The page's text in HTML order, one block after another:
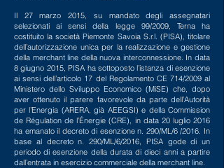
Il 27 marzo 2015, su mandato degli assegnatari
selezionati ai sensi della legge 99/2009, Terna ha
costituito la società Piemonte Savoia S.r.l. (PISA), titolare
dell’autorizzazione unica per la realizzazione e gestione
della merchant line della nuova interconnessione. In data
8 giugno 2015, PISA ha sottoposto l’istanza di esenzione
ai sensi dell’articolo 17 del Regolamento CE 714/2009 al
Ministero dello Sviluppo Economico (MiSE) che, dopo
aver ottenuto il parere favorevole da parte dell’Autorità
per l’Energia (ARERA, già AEEGSI) e della Commission
de Régulation de l’Énergie (CRE), in data 20 luglio 2016
ha emanato il decreto di esenzione n. 290/ML/6 /2016. In
base al decreto n. 290/ML/6/2016, PISA gode di un
periodo di esenzione della durata di dieci anni a partire
dall’entrata in esercizio commerciale della merchant line.